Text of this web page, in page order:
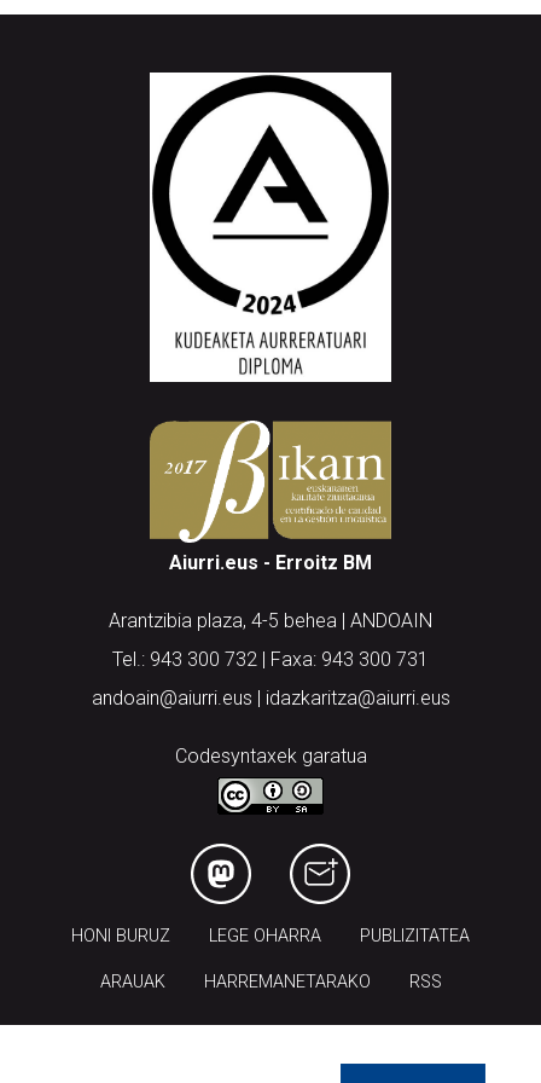
Aiurri.eus - Erroitz BM
Arantzibia plaza, 4-5 behea | ANDOAIN
Tel.: 943 300 732 | Faxa: 943 300 731
andoain@aiurri.eus | idazkaritza@aiurri.eus
Codesyntaxek garatua
HONI BURUZ LEGE OHARRA PUBLIZITATEA
ARAUAK HARREMANETARAKO RSS